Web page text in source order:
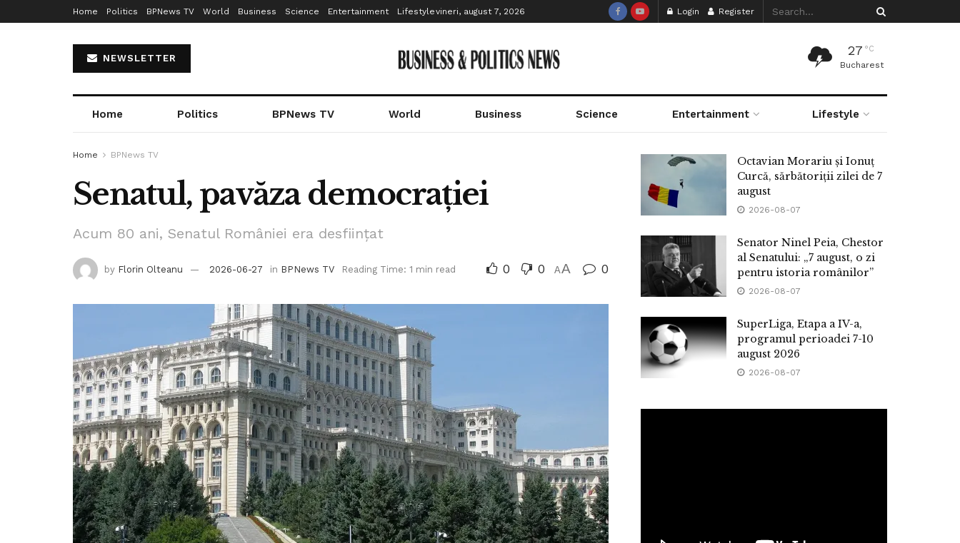
Home Politics BPNews TV World Business Science Entertainment Lifestylevineri, august 7, 2026 Login Register
NEWSLETTER
27 °C
Bucharest
Home Politics BPNews TV World Business Science Entertainment Lifestyle
Home BPNews TV
Senatul, pavăza democrației
Acum 80 ani, Senatul României era desființat
by Florin Olteanu 2026-06-27 in BPNews TV Reading Time: 1 min read 0 0 AA 0
Octavian Morariu și Ionuț
Curcă, sărbătoriții zilei de 7
august
2026-08-07
Senator Ninel Peia, Chestor
al Senatului: „7 august, o zi
pentru istoria românilor”
2026-08-07
SuperLiga, Etapa a IV-a,
programul perioadei 7-10
august 2026
2026-08-07